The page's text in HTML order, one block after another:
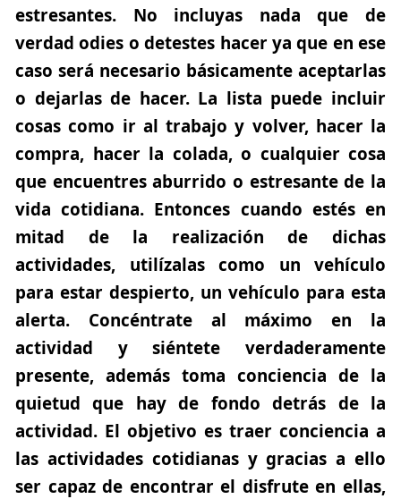
estresantes. No incluyas nada que de
verdad odies o detestes hacer ya que en ese
caso será necesario básicamente aceptarlas
o dejarlas de hacer. La lista puede incluir
cosas como ir al trabajo y volver, hacer la
compra, hacer la colada, o cualquier cosa
que encuentres aburrido o estresante de la
vida cotidiana. Entonces cuando estés en
mitad de la realización de dichas
actividades, utilízalas como un vehículo
para estar despierto, un vehículo para esta
alerta. Concéntrate al máximo en la
actividad y siéntete verdaderamente
presente, además toma conciencia de la
quietud que hay de fondo detrás de la
actividad. El objetivo es traer conciencia a
las actividades cotidianas y gracias a ello
ser capaz de encontrar el disfrute en ellas,